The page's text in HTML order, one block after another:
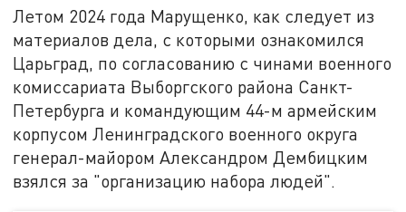
Летом 2024 года Марущенко, как следует из
материалов дела, с которыми ознакомился
Царьград, по согласованию с чинами военного
комиссариата Выборгского района Санкт-
Петербурга и командующим 44-м армейским
корпусом Ленинградского военного округа
генерал-майором Александром Дембицким
взялся за "организацию набора людей".